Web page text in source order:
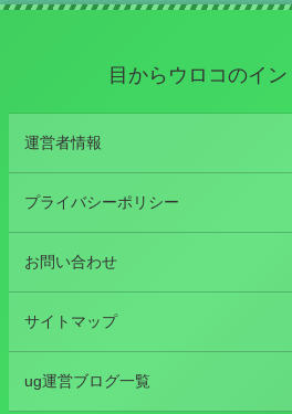
目からウロコのイ
運営者情報
プライバシーポリシー
お問い合わせ
サイトマップ
ug運営ブログ一覧